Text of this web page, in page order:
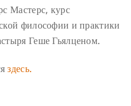
Мастерс, курс
философии и практики
Геше Гьялценом.
здесь.